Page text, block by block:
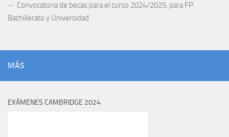
Convocatoria de becas para el curso 2024/2025, para FP,
Bachillerato y Universidad
MÁS
EXÁMENES CAMBRIDGE 2024